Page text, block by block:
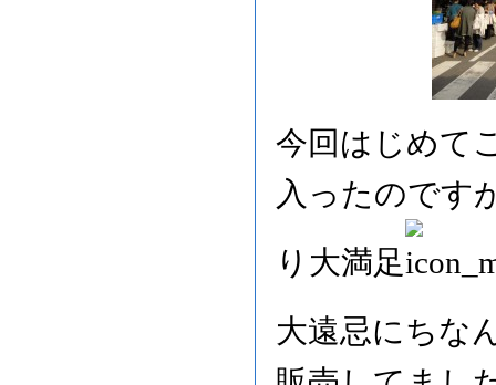
今回はじめて
入ったのです
り大満足
大遠忌にちな